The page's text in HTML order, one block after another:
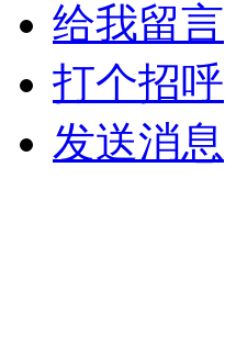
给我留言
打个招呼
发送消息